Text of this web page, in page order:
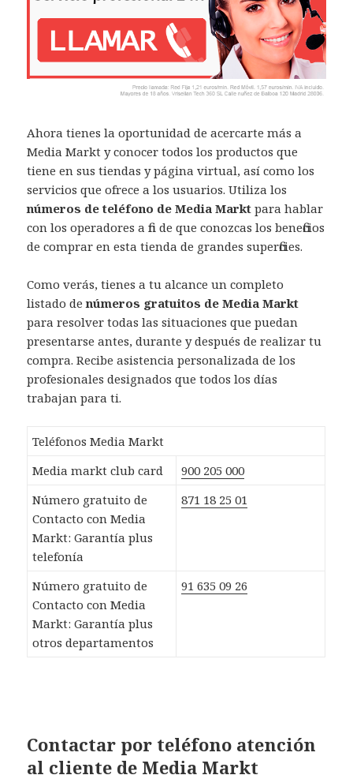
Ahora tienes la oportunidad de acercarte más a
Media Markt y conocer todos los productos que
tiene en sus tiendas y página virtual, así como los
servicios que ofrece a los usuarios. Utiliza los
números de teléfono de Media Marktpara hablar
con los operadores a fin de que conozcas los beneficios
de comprar en esta tienda de grandes superficies.
Como verás, tienes a tu alcance un completo
listado de números gratuitos de Media Markt
para resolver todas las situaciones que puedan
presentarse antes, durante y después de realizar tu
compra. Recibe asistencia personalizada de los
profesionales designados que todos los días
trabajan para ti.
Teléfonos Media Markt
Media markt club card
900 205 000
Número gratuito de
Contacto con Media
Markt: Garantía plus
telefonía
871 18 25 01
Número gratuito de
Contacto con Media
Markt: Garantía plus
otros departamentos
91 635 09 26
Contactar por teléfono atención
al cliente de Media Markt